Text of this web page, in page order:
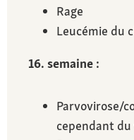
Rage
Leucémie du
16. semaine :
Parvovirose/
cependant du